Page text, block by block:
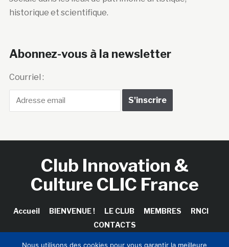
historique et scientifique.
Abonnez-vous à la newsletter
Courriel :
Club Innovation &
Culture CLIC France
Accueil BIENVENUE ! LE CLUB MEMBRES
RNCI
CONTACTS
Nous utilisons des cookies pour vous garantir la meilleure